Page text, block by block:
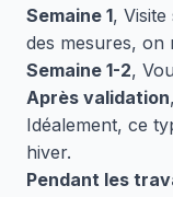
Semaine 1,
des mesures, on
Semaine 1-2,
Après validation
Idéalement, ce
hiver.
Pendant les